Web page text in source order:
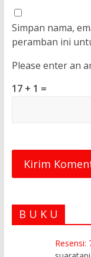
Simpan nama,
peramban ini
Please enter an
17 + 1 =
B U K U
Resensi: